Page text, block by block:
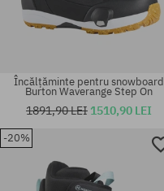
Mărimi existente:
Încălțăminte pentru snowboard
Burton Waverange Step On
1891,90 LEI 1510,90 LEI
-20%